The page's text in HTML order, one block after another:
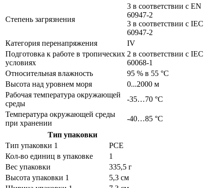
Степень загрязнения
3 в соответствии с EN
60947-2
3 в соответствии с IEC
60947-2
Категория перенапряжения
IV
Подготовка к работе в тропических
условиях
2 в соответствии с IEC
60068-1
Относительная влажность
95 % в 55 °C
Высота над уровнем моря
0...2000 м
Рабочая температура окружающей
среды
-35…70 °C
Температура окружающей среды
при хранении
-40…85 °C
Тип упаковки
Тип упаковки 1
PCE
Кол-во единиц в упаковке
1
Вес упаковки
335,5 г
Высота упаковки 1
5,3 см